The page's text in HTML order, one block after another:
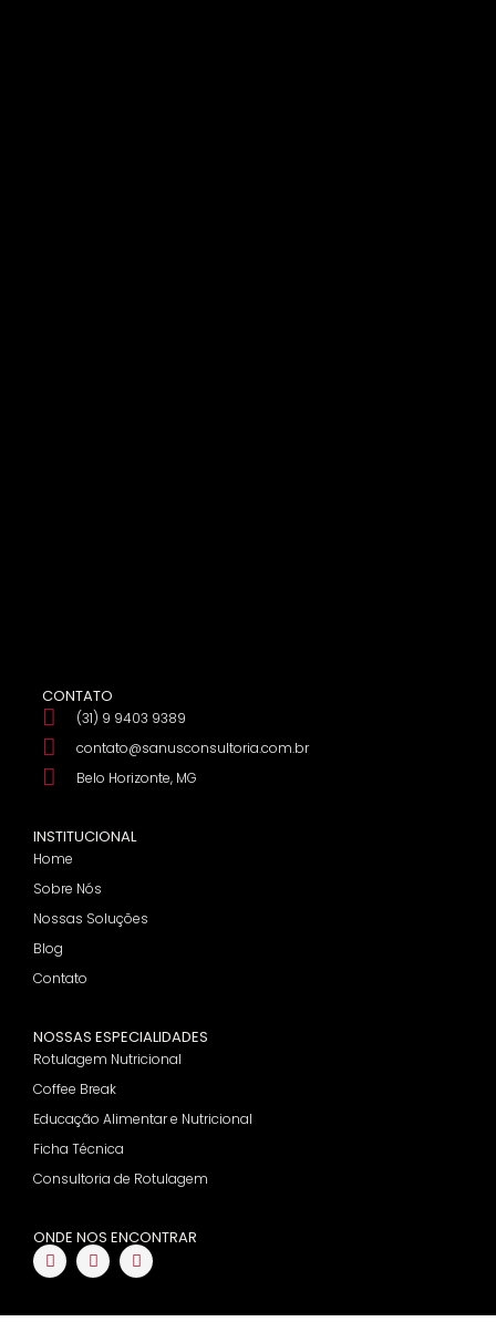
CONTATO
(31) 9 9403 9389
contato@sanusconsultoria.com.br
Belo Horizonte, MG
INSTITUCIONAL
Home
Sobre Nós
Nossas Soluções
Blog
Contato
NOSSAS ESPECIALIDADES
Rotulagem Nutricional
Coffee Break
Educação Alimentar e Nutricional
Ficha Técnica
Consultoria de Rotulagem
ONDE NOS ENCONTRAR